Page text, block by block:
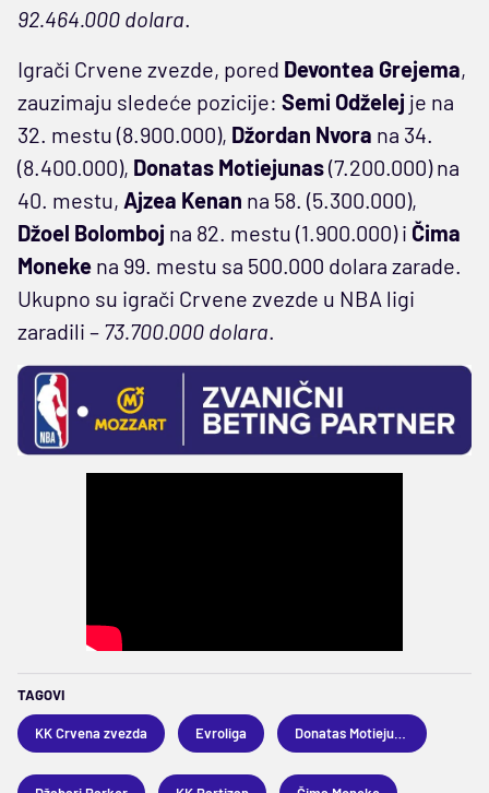
92.464.000 dolara.
Igrači Crvene zvezde, pored Devontea Grejema,
zauzimaju sledeće pozicije: Semi Odželej je na
32. mestu (8.900.000), Džordan Nvora na 34.
(8.400.000), Donatas Motiejunas(7.200.000) na
40. mestu, Ajzea Kenan na 58. (5.300.000),
Džoel Bolomboj na 82. mestu (1.900.000) i Čima
Moneke na 99. mestu sa 500.000 dolara zarade.
Ukupno su igrači Crvene zvezde u NBA ligi
zaradili – 73.700.000 dolara.
TAGOVI
KK Crvena zvezda Evroliga Donatas Motiejunas